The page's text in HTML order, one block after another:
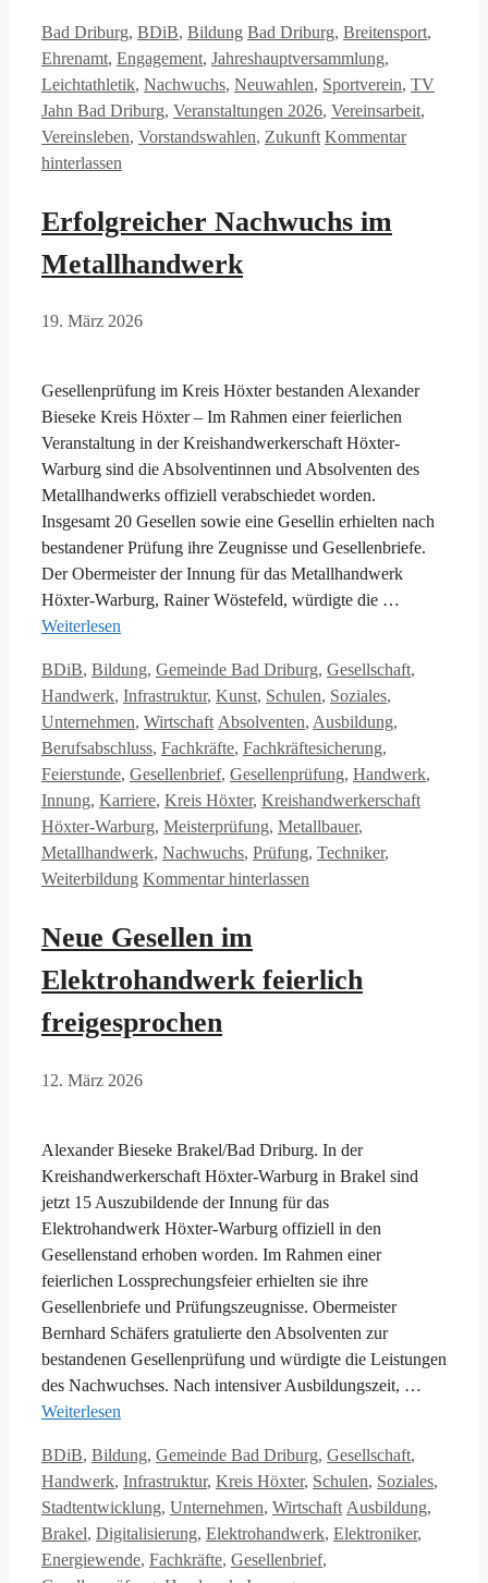
Kategorien
Bad Driburg, BDiB, Bildung Schlagwörter
Bad Driburg, Breitensport,
Ehrenamt, Engagement, Jahreshauptversammlung,
Leichtathletik, Nachwuchs, Neuwahlen, Sportverein, TV
Jahn Bad Driburg, Veranstaltungen 2026, Vereinsarbeit,
Vereinsleben, Vorstandswahlen, Zukunft Kommentar
hinterlassen
Erfolgreicher Nachwuchs im
Metallhandwerk
19. März 2026
Gesellenprüfung im Kreis Höxter bestanden Alexander
Bieseke Kreis Höxter – Im Rahmen einer feierlichen
Veranstaltung in der Kreishandwerkerschaft Höxter-
Warburg sind die Absolventinnen und Absolventen des
Metallhandwerks offiziell verabschiedet worden.
Insgesamt 20 Gesellen sowie eine Gesellin erhielten nach
bestandener Prüfung ihre Zeugnisse und Gesellenbriefe.
Der Obermeister der Innung für das Metallhandwerk
Höxter-Warburg, Rainer Wöstefeld, würdigte die …
Weiterlesen
Kategorien
BDiB, Bildung, Gemeinde Bad Driburg, Gesellschaft,
Handwerk, Infrastruktur, Kunst, Schulen, Soziales,
Unternehmen, Wirtschaft Schlagwörter
Absolventen, Ausbildung,
Berufsabschluss, Fachkräfte, Fachkräftesicherung,
Feierstunde, Gesellenbrief, Gesellenprüfung, Handwerk,
Innung, Karriere, Kreis Höxter, Kreishandwerkerschaft
Höxter-Warburg, Meisterprüfung, Metallbauer,
Metallhandwerk, Nachwuchs, Prüfung, Techniker,
Weiterbildung Kommentar hinterlassen
Neue Gesellen im
Elektrohandwerk feierlich
freigesprochen
12. März 2026
Alexander Bieseke Brakel/Bad Driburg. In der
Kreishandwerkerschaft Höxter-Warburg in Brakel sind
jetzt 15 Auszubildende der Innung für das
Elektrohandwerk Höxter-Warburg offiziell in den
Gesellenstand erhoben worden. Im Rahmen einer
feierlichen Lossprechungsfeier erhielten sie ihre
Gesellenbriefe und Prüfungszeugnisse. Obermeister
Bernhard Schäfers gratulierte den Absolventen zur
bestandenen Gesellenprüfung und würdigte die Leistungen
des Nachwuchses. Nach intensiver Ausbildungszeit, …
Weiterlesen
Kategorien
BDiB, Bildung, Gemeinde Bad Driburg, Gesellschaft,
Handwerk, Infrastruktur, Kreis Höxter, Schulen, Soziales,
Stadtentwicklung, Unternehmen, Wirtschaft Schlagwörter
Ausbildung,
Brakel, Digitalisierung, Elektrohandwerk, Elektroniker,
Energiewende, Fachkräfte, Gesellenbrief,